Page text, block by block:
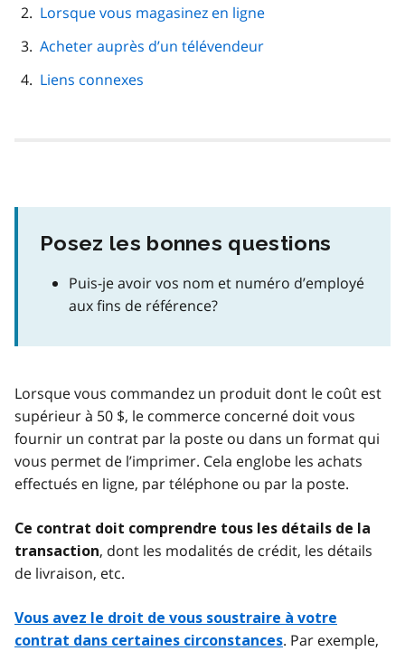
page
Lorsque vous magasinez en ligne
Acheter auprès d’un télévendeur
Liens connexes
Posez les bonnes questions
Puis-je avoir vos nom et numéro d’employé
aux fins de référence?
Lorsque vous commandez un produit dont le coût est
supérieur à 50 $, le commerce concerné doit vous
fournir un contrat par la poste ou dans un format qui
vous permet de l’imprimer. Cela englobe les achats
effectués en ligne, par téléphone ou par la poste.
Ce contrat doit comprendre tous les détails de la
transaction, dont les modalités de crédit, les détails
de livraison, etc.
Vous avez le droit de vous soustraire à votre
contrat dans certaines circonstances. Par exemple,